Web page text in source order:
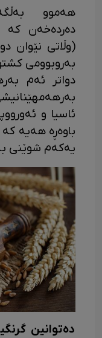
ھەموو
دەردەخەن کە
(وڵاتی نێوان
بەروبوومی
دواتر ئەم
ئاسیا و
باوەڕە هەیە
یەکەم شوێنی
دەتوانین